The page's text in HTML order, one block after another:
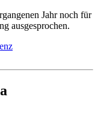
Jahr noch für
ausgesprochen.